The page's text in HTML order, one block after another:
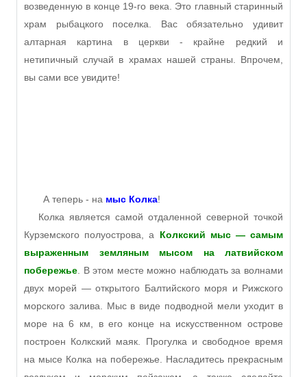
возведенную в конце 19-го века. Это главный старинный
храм рыбацкого поселка. Вас обязательно удивит
алтарная картина в церкви - крайне редкий и
нетипичный случай в храмах нашей страны. Впрочем,
вы сами все увидите!
А теперь - на мыс Колка!
Колка является самой отдаленной северной точкой
Курземского полуострова, а Колкский мыс — самым
выраженным земляным мысом на латвийском
побережье . В этом месте можно наблюдать за волнами
двух морей — открытого Балтийского моря и Рижского
морского залива. Мыс в виде подводной мели уходит в
море на 6 км, в его конце на искусственном острове
построен Колкский маяк. Прогулка и свободное время
на мысе Колка на побережье. Насладитесь прекрасным